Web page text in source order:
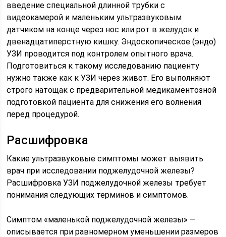
введение специальной длинной трубки с
видеокамерой и маленьким ультразвуковым
датчиком на конце через нос или рот в желудок и
двенадцатиперстную кишку. Эндоскопическое (эндо)
УЗИ проводится под контролем опытного врача.
Подготовиться к такому исследованию пациенту
нужно также как к УЗИ через живот. Его выполняют
строго натощак с предварительной медикаментозной
подготовкой пациента для снижения его волнения
перед процедурой.
Расшифровка
Какие ультразвуковые симптомы может выявить
врач при исследовании поджелудочной железы?
Расшифровка УЗИ поджелудочной железы требует
понимания следующих терминов и симптомов.
Симптом «маленькой поджелудочной железы» —
описывается при равномерном уменьшении размеров